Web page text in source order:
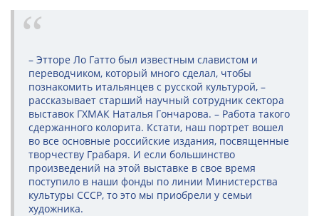
– Этторе Ло Гатто был известным славистом и
переводчиком, который много сделал, чтобы
познакомить итальянцев с русской культурой, –
рассказывает старший научный сотрудник сектора
выставок ГХМАК Наталья Гончарова. – Работа такого
сдержанного колорита. Кстати, наш портрет вошел
во все основные российские издания, посвященные
творчеству Грабаря. И если большинство
произведений на этой выставке в свое время
поступило в наши фонды по линии Министерства
культуры СССР, то это мы приобрели у семьи
художника.